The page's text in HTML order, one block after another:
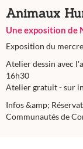
Animaux
Une exposition de
Exposition du
Atelier dessin avec
16h30
Atelier gratuit - sur
Infos &amp;
Communautés de